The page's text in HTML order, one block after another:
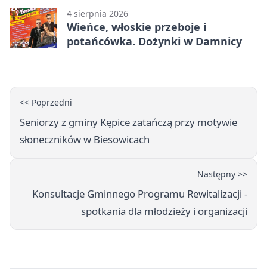
4 sierpnia 2026
Wieńce, włoskie przeboje i
potańcówka. Dożynki w Damnicy
<< Poprzedni
Seniorzy z gminy Kępice zatańczą przy motywie
słoneczników w Biesowicach
Następny >>
Konsultacje Gminnego Programu Rewitalizacji -
spotkania dla młodzieży i organizacji